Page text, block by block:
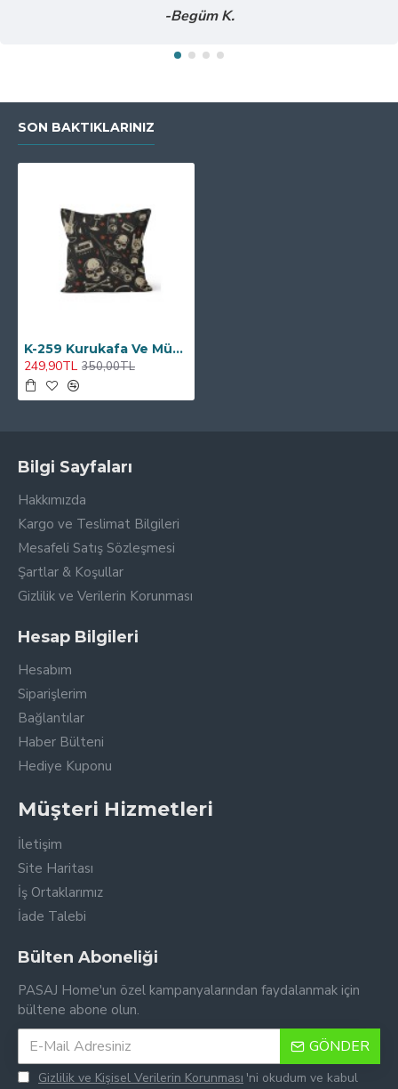
-Begüm K.
SON BAKTIKLARINIZ
K-259 Kurukafa Ve Müzik Aletleri Çift Tarafı Baskılı Kırlent Kılıfı
249,90TL 350,00TL
Bilgi Sayfaları
Hakkımızda
Kargo ve Teslimat Bilgileri
Mesafeli Satış Sözleşmesi
Şartlar & Koşullar
Gizlilik ve Verilerin Korunması
Hesap Bilgileri
Hesabım
Siparişlerim
Bağlantılar
Haber Bülteni
Hediye Kuponu
Müşteri Hizmetleri
İletişim
Site Haritası
İş Ortaklarımız
İade Talebi
Bülten Aboneliği
PASAJ Home'un özel kampanyalarından faydalanmak için
bültene abone olun.
GÖNDER
Gizlilik ve Kişisel Verilerin Korunması 'ni okudum ve kabul